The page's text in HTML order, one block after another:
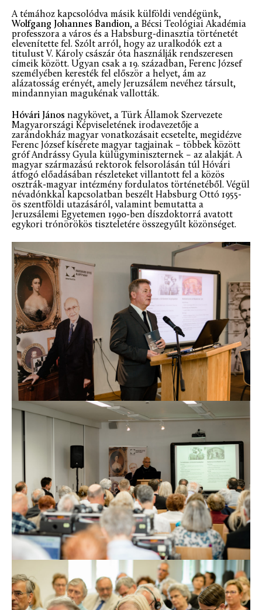
A témához kapcsolódva másik külföldi vendégünk,
Wolfgang Johannes Bandion, a Bécsi Teológiai Akadémia
professzora a város és a Habsburg-dinasztia történetét
elevenítette fel. Szólt arról, hogy az uralkodók ezt a
titulust V. Károly császár óta használják rendszeresen
címeik között. Ugyan csak a 19. században, Ferenc József
személyében keresték fel először a helyet, ám az
alázatosság erényét, amely Jeruzsálem nevéhez társult,
mindannyian magukénak vallották.
Hóvári János nagykövet, a Türk Államok Szervezete
Magyarországi Képviseletének irodavezetője a
zarándokház magyar vonatkozásait ecsetelte, megidézve
Ferenc József kísérete magyar tagjainak – többek között
gróf Andrássy Gyula külügyminiszternek – az alakját. A
magyar származású rektorok felsorolásán túl Hóvári
átfogó előadásában részleteket villantott fel a közös
osztrák-magyar intézmény fordulatos történetéből. Végül
névadónkkal kapcsolatban beszélt Habsburg Ottó 1955-
ös szentföldi utazásáról, valamint bemutatta a
Jeruzsálemi Egyetemen 1990-ben díszdoktorrá avatott
egykori trónörökös tiszteletére összegyűlt közönséget.